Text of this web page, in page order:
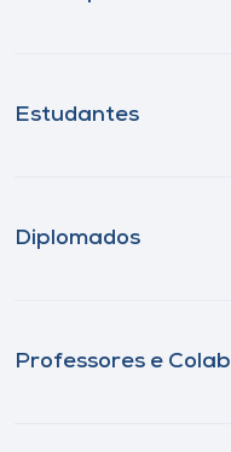
Estudantes
Diplomados
Professores e